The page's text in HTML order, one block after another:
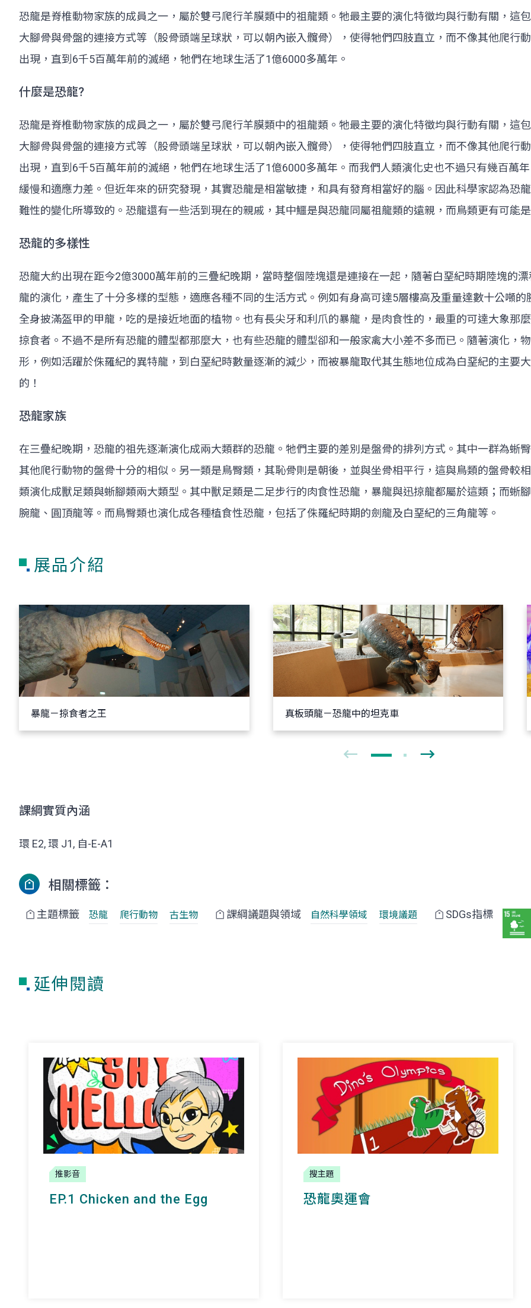
恐龍是脊椎動物家族的成員之一，屬於雙弓爬行羊膜類中的祖龍類。牠最主要的演化特徵均與行動有關，這
大腳骨與骨盤的連接方式等（股骨頭端呈球狀，可以朝內嵌入髖骨），使得牠們四肢直立，而不像其他爬行
出現，直到6千5百萬年前的滅絕，牠們在地球生活了1億6000多萬年。
什麼是恐龍?
恐龍是脊椎動物家族的成員之一，屬於雙弓爬行羊膜類中的祖龍類。牠最主要的演化特徵均與行動有關，這
大腳骨與骨盤的連接方式等（股骨頭端呈球狀，可以朝內嵌入髖骨），使得牠們四肢直立，而不像其他爬行
出現，直到6千5百萬年前的滅絕，牠們在地球生活了1億6000多萬年。而我們人類演化史也不過只有幾百萬
緩慢和適應力差。但近年來的研究發現，其實恐龍是相當敏捷，和具有發育相當好的腦。因此科學家認為恐
難性的變化所導致的。恐龍還有一些活到現在的親戚，其中鱷是與恐龍同屬祖龍類的遠親，而鳥類更有可能
恐龍的多樣性
恐龍大約出現在距今2億3000萬年前的三疊紀晚期，當時整個陸塊還是連接在一起，隨著白堊紀時期陸塊的
龍的演化，產生了十分多樣的型態，適應各種不同的生活方式。例如有身高可達5層樓高及重量達數十公噸
全身披滿盔甲的甲龍，吃的是接近地面的植物。也有長尖牙和利爪的暴龍，是肉食性的，最重的可達大象那
掠食者。不過不是所有恐龍的體型都那麼大，也有些恐龍的體型卻和一般家禽大小差不多而已。隨著演化，
形，例如活躍於侏羅紀的異特龍，到白堊紀時數量逐漸的減少，而被暴龍取代其生態地位成為白堊紀的主要
的！
恐龍家族
在三疊紀晚期，恐龍的祖先逐漸演化成兩大類群的恐龍。牠們主要的差別是盤骨的排列方式。其中一群為蜥
其他爬行動物的盤骨十分的相似。另一類是鳥臀類，其恥骨則是朝後，並與坐骨相平行，這與鳥類的盤骨較
類演化成獸足類與蜥腳類兩大類型。其中獸足類是二足步行的肉食性恐龍，暴龍與迅掠龍都屬於這類；而蜥
腕龍、圓頂龍等。而鳥臀類也演化成各種植食性恐龍，包括了侏羅紀時期的劍龍及白堊紀的三角龍等。
展品介紹
暴龍－掠食者之王 真板頭龍－恐龍中的坦克車
課綱實質內涵
環 E2, 環 J1, 自-E-A1
相關標籤：
主題標籤 恐龍 爬行動物 古生物 課綱議題與領域 自然科學領域 環境議題 SDGs指標
延伸閱讀
推影音
EP.1 Chicken and the Egg
搜主題
恐龍奧運會